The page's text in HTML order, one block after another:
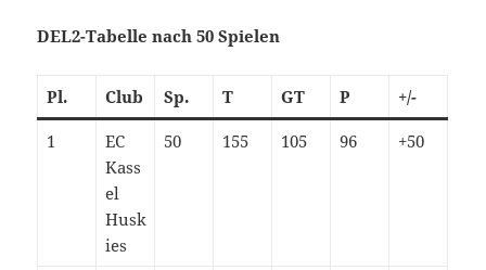
DEL2-Tabelle nach 50 Spielen
Pl. Club Sp. T GT P +/-
1
EC
Kass
el
Husk
ies
50 155 105 96 +50